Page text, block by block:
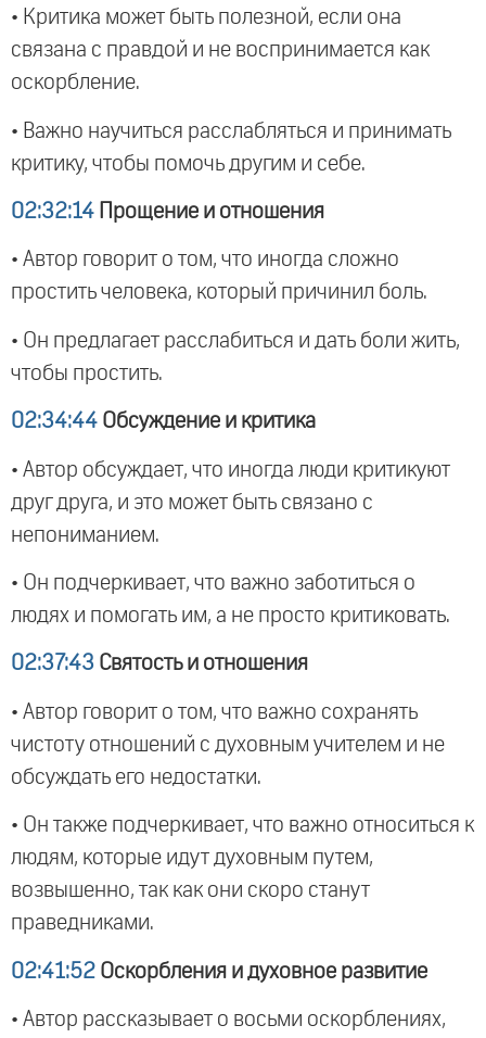
• Критика может быть полезной, если она
связана с правдой и не воспринимается как
оскорбление.
• Важно научиться расслабляться и принимать
критику, чтобы помочь другим и себе.
02:32:14 Прощение и отношения
• Автор говорит о том, что иногда сложно
простить человека, который причинил боль.
• Он предлагает расслабиться и дать боли жить,
чтобы простить.
02:34:44 Обсуждение и критика
• Автор обсуждает, что иногда люди критикуют
друг друга, и это может быть связано с
непониманием.
• Он подчеркивает, что важно заботиться о
людях и помогать им, а не просто критиковать.
02:37:43 Святость и отношения
• Автор говорит о том, что важно сохранять
чистоту отношений с духовным учителем и не
обсуждать его недостатки.
• Он также подчеркивает, что важно относиться к
людям, которые идут духовным путем,
возвышенно, так как они скоро станут
праведниками.
02:41:52 Оскорбления и духовное развитие
• Автор рассказывает о восьми оскорблениях,